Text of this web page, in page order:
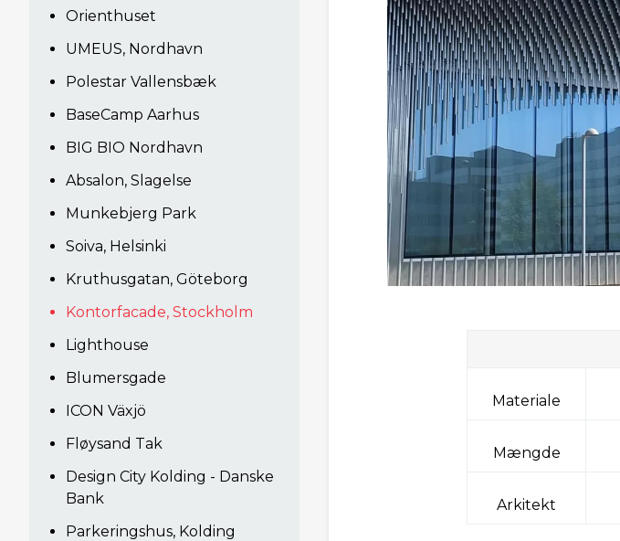
Orienthuset
UMEUS, Nordhavn
Polestar Vallensbæk
BaseCamp Aarhus
BIG BIO Nordhavn
Absalon, Slagelse
Munkebjerg Park
Soiva, Helsinki
Kruthusgatan, Göteborg
Kontorfacade, Stockholm
Lighthouse
Blumersgade
ICON Växjö
Fløysand Tak
Design City Kolding - Danske
Bank
Parkeringshus, Kolding
Materiale
Mængde
Arkitekt